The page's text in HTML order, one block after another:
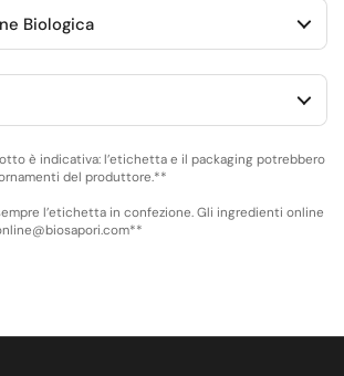
Biologica
è indicativa: l’etichetta e il packaging potrebbero
del produttore.**
l’etichetta in confezione. Gli ingredienti online